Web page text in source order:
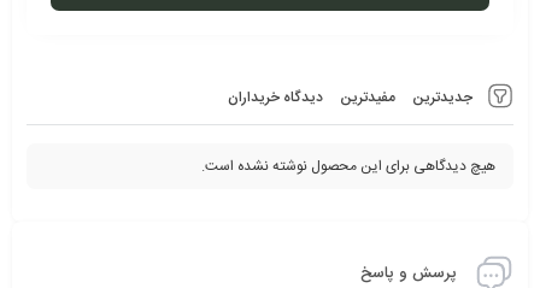
جدیدترین مفیدترین دیدگاه خریداران
هیچ دیدگاهی برای این محصول نوشته نشده است.
پرسش و پاسخ